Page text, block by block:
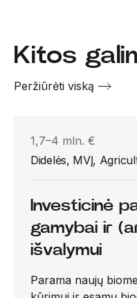
Kitos
Peržiūrėti viską
1,7–4 mln. €
Didelės, MVĮ,
Investicinė
gamybai ir
išvalymui
Parama naujų